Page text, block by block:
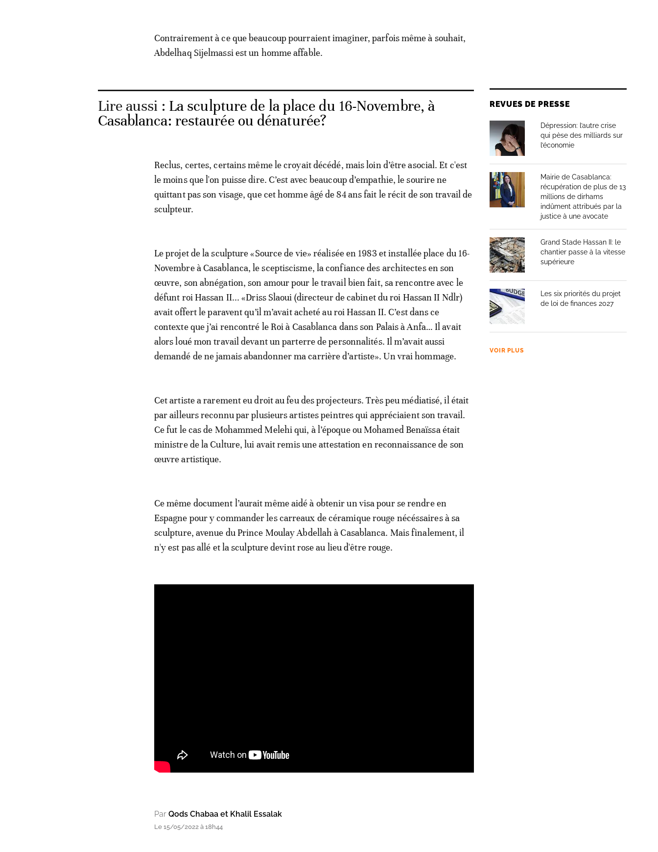
Contrairement à ce que beaucoup pourraient imaginer, parfois même à souhait,
Abdelhaq Sijelmassi est un homme affable.
Lire aussi : La sculpture de la place du 16-Novembre, à
Casablanca: restaurée ou dénaturée?
Reclus, certes, certains même le croyait décédé, mais loin d’être asocial. Et c'est
le moins que l'on puisse dire. C’est avec beaucoup d’empathie, le sourire ne
quittant pas son visage, que cet homme âgé de 84 ans fait le récit de son travail de
sculpteur.
Le projet de la sculpture «Source de vie» réalisée en 1983 et installée place du 16-
Novembre à Casablanca, le sceptiscisme, la confiance des architectes en son
œuvre, son abnégation, son amour pour le travail bien fait, sa rencontre avec le
défunt roi Hassan II... «Driss Slaoui (directeur de cabinet du roi Hassan II Ndlr)
avait offert le paravent qu’il m’avait acheté au roi Hassan II. C’est dans ce
contexte que j’ai rencontré le Roi à Casablanca dans son Palais à Anfa… Il avait
alors loué mon travail devant un parterre de personnalités. Il m’avait aussi
demandé de ne jamais abandonner ma carrière d’artiste». Un vrai hommage.
Cet artiste a rarement eu droit au feu des projecteurs. Très peu médiatisé, il était
par ailleurs reconnu par plusieurs artistes peintres qui appréciaient son travail.
Ce fut le cas de Mohammed Melehi qui, à l’époque ou Mohamed Benaïssa était
ministre de la Culture, lui avait remis une attestation en reconnaissance de son
œuvre artistique.
Ce même document l’aurait même aidé à obtenir un visa pour se rendre en
Espagne pour y commander les carreaux de céramique rouge nécéssaires à sa
sculpture, avenue du Prince Moulay Abdellah à Casablanca. Mais finalement, il
n'y est pas allé et la sculpture devint rose au lieu d'être rouge.
Par Qods Chabaa et Khalil Essalak
Le 15/05/2022 à 18h44
REVUES DE PRESSE
Dépression: l’autre crise
qui pèse des milliards sur
l’économie
Mairie de Casablanca:
récupération de plus de 13
millions de dirhams
indûment attribués par la
justice à une avocate
Grand Stade Hassan II: le
chantier passe à la vitesse
supérieure
Les six priorités du projet
de loi de finances 2027
VOIR PLUS